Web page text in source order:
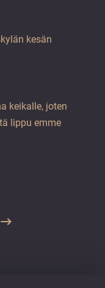
kesän
keikalle, joten
lippu emme